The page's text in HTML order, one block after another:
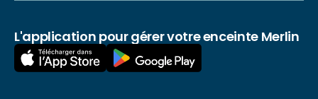
L'application pour gérer votre enceinte Merlin